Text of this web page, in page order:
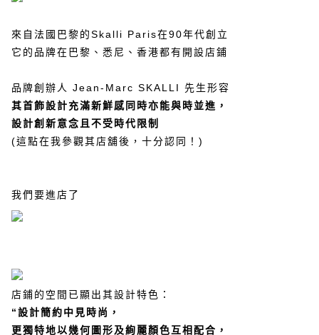
來自法國巴黎的Skalli Paris在90年代創立
它的品牌在巴黎、悉尼、香港都有開設店鋪
品牌創辦人 Jean-Marc SKALLI 先生形容
其首飾設計充滿新鮮感同時亦能與時並進 ，
設計創新意念且不受時代限制
(這點在我參觀其店舖後，十分認同！ )
我們要進店了
店鋪的空間已顯出其設計特色：
“設計簡約中見時尚，
更獨特地以幾何圖形及絢麗顏色互相配合，